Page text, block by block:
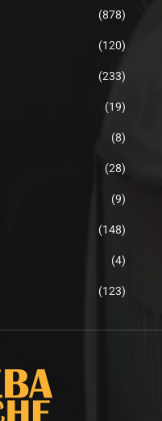
(878)
(120)
(233)
(19)
(8)
(28)
(9)
(148)
(4)
(123)